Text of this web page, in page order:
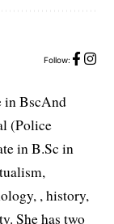
Follow:
in BscAnd
(Police
in B.Sc in
, history,
She has two